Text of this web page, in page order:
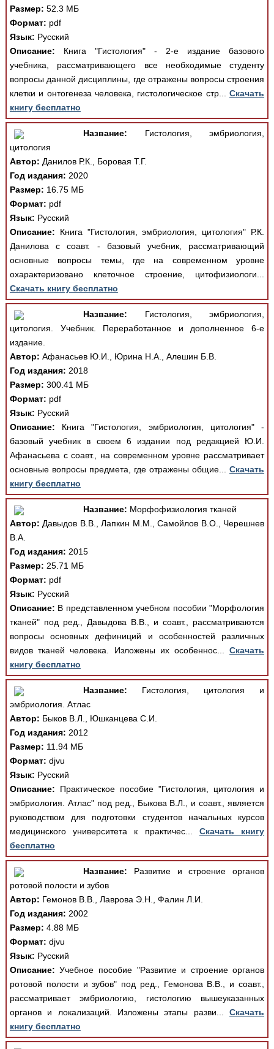
Размер: 52.3 МБ
Формат: pdf
Язык: Русский
Описание: Книга "Гистология" - 2-е издание базового
учебника, рассматривающего все необходимые студенту
вопросы данной дисциплины, где отражены вопросы строения
клетки и онтогенеза человека, гистологическое стр...Скачать
книгу бесплатно
Название: Гистология, эмбриология,
цитология
Автор: Данилов Р.К., Боровая Т.Г.
Год издания: 2020
Размер: 16.75 МБ
Формат: pdf
Язык: Русский
Описание: Книга "Гистология, эмбриология, цитология" Р.К.
Данилова с соавт. - базовый учебник, рассматривающий
основные вопросы темы, где на современном уровне
охарактеризовано клеточное строение, цитофизиологи...
Скачать книгу бесплатно
Название: Гистология, эмбриология,
цитология. Учебник. Переработанное и дополненное 6-е
издание.
Автор: Афанасьев Ю.И., Юрина Н.А., Алешин Б.В.
Год издания: 2018
Размер: 300.41 МБ
Формат: pdf
Язык: Русский
Описание: Книга "Гистология, эмбриология, цитология" -
базовый учебник в своем 6 издании под редакцией Ю.И.
Афанасьева с соавт., на современном уровне рассматривает
основные вопросы предмета, где отражены общие...Скачать
книгу бесплатно
Название: Морфофизиология тканей
Автор: Давыдов В.В., Лапкин М.М., Самойлов В.О., Черешнев
В.А.
Год издания: 2015
Размер: 25.71 МБ
Формат: pdf
Язык: Русский
Описание: В представленном учебном пособии "Морфология
тканей" под ред., Давыдова В.В., и соавт., рассматриваются
вопросы основных дефиниций и особенностей различных
видов тканей человека. Изложены их особеннос...Скачать
книгу бесплатно
Название: Гистология, цитология и
эмбриология. Атлас
Автор: Быков В.Л., Юшканцева С.И.
Год издания: 2012
Размер: 11.94 МБ
Формат: djvu
Язык: Русский
Описание: Практическое пособие "Гистология, цитология и
эмбриология. Атлас" под ред., Быкова В.Л., и соавт., является
руководством для подготовки студентов начальных курсов
медицинского университета к практичес... Скачать книгу
бесплатно
Название: Развитие и строение органов
ротовой полости и зубов
Автор: Гемонов В.В., Лаврова Э.Н., Фалин Л.И.
Год издания: 2002
Размер: 4.88 МБ
Формат: djvu
Язык: Русский
Описание: Учебное пособие "Развитие и строение органов
ротовой полости и зубов" под ред., Гемонова В.В., и соавт.,
рассматривает эмбриологию, гистологию вышеуказанных
органов и локализаций. Изложены этапы разви...Скачать
книгу бесплатно